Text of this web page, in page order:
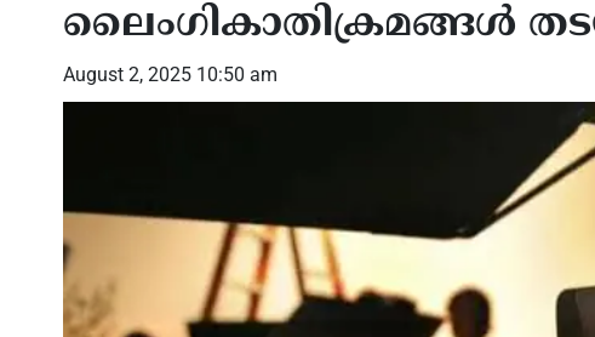
ലൈംഗികാതിക്രമങ്ങൾ
August 2, 2025 10:50 am